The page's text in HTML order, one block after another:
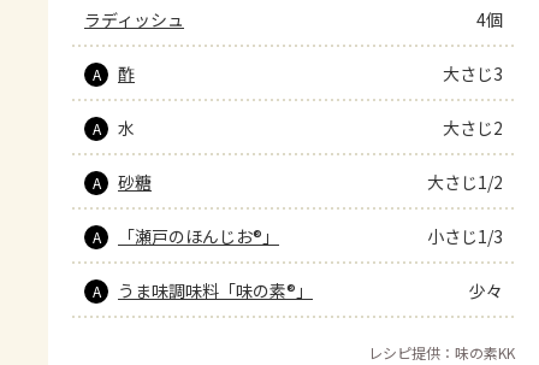
ラディッシュ 4個
A 酢 大さじ3
A 水 大さじ2
A 砂糖 大さじ1/2
A 「瀬戸のほんじお®」 小さじ1/3
A うま味調味料「味の素®」 少々
レシピ提供：味の素KK